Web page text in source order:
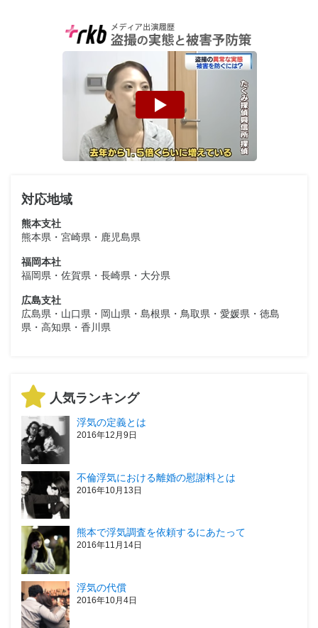
対応地域
熊本支社
熊本県・宮崎県・鹿児島県
福岡本社
福岡県・佐賀県・長崎県・大分県
広島支社
広島県・山口県・岡山県・島根県・鳥取県・愛媛県・徳島
県・高知県・香川県
人気ランキング
浮気の定義とは
2016年12月9日
不倫浮気における離婚の慰謝料とは
2016年10月13日
熊本で浮気調査を依頼するにあたって
2016年11月14日
浮気の代償
2016年10月4日